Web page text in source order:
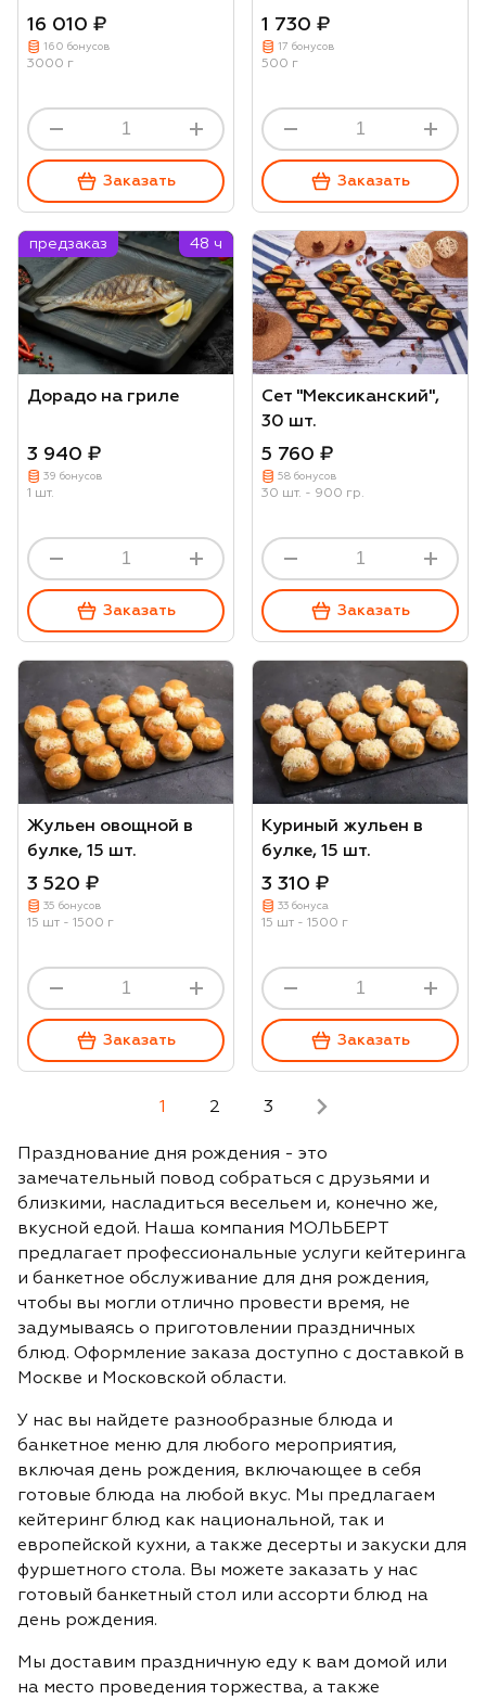
16 010 ₽
160 бонусов
3000 г
Заказать
1 730 ₽
17 бонусов
500 г
Заказать
предзаказ 48 ч
Дорадо на гриле
3 940 ₽
39 бонусов
1 шт.
Заказать
Сет "Мексиканский",
30 шт.
5 760 ₽
58 бонусов
30 шт. - 900 гр.
Заказать
Жульен овощной в
булке, 15 шт.
3 520 ₽
35 бонусов
15 шт - 1500 г
Заказать
Куриный жульен в
булке, 15 шт.
3 310 ₽
33 бонуса
15 шт - 1500 г
Заказать
1 2 3
Празднование дня рождения - это
замечательный повод собраться с друзьями и
близкими, насладиться весельем и, конечно же,
вкусной едой. Наша компания МОЛЬБЕРТ
предлагает профессиональные услуги кейтеринга
и банкетное обслуживание для дня рождения,
чтобы вы могли отлично провести время, не
задумываясь о приготовлении праздничных
блюд. Оформление заказа доступно с доставкой в
Москве и Московской области.
У нас вы найдете разнообразные блюда и
банкетное меню для любого мероприятия,
включая день рождения, включающее в себя
готовые блюда на любой вкус. Мы предлагаем
кейтеринг блюд как национальной, так и
европейской кухни, а также десерты и закуски для
фуршетного стола. Вы можете заказать у нас
готовый банкетный стол или ассорти блюд на
день рождения.
Мы доставим праздничную еду к вам домой или
на место проведения торжества, а также